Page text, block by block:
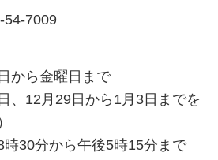
54-7009
から金曜日まで
日、12月29日から1月3日までを
時30分から午後5時15分まで